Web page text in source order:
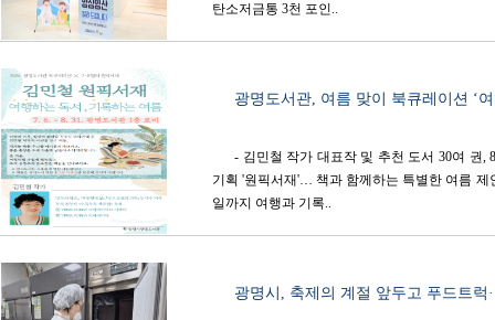
탄소저금통 3천 포인..
광명도서관, 여름 맞이 북큐레이션 ‘
- 김민철 작가 대표작 및 추천 도서 30여 권,
기획 '원픽서재'… 책과 함께하는 특별한 여름 제
일까지 여행과 기록..
광명시, 축제의 계절 앞두고 푸드트럭